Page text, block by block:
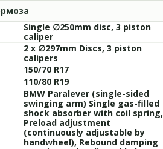
Single ∅250mm disc, 3 piston
caliper
2 x ∅297mm Discs, 3 piston
calipers
150/70 R17
110/80 R19
BMW Paralever (single-sided
swinging arm) Single gas-filled
shock absorber with coil spring,
Preload adjustment
(continuously adjustable by
handwheel), Rebound damping